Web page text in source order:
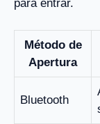
para entrar.
Método de
Apertura
Bluetooth